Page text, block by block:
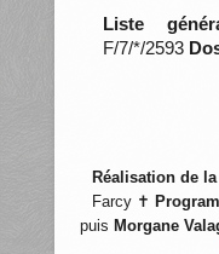
Liste
F/7/*/2593
Réalisation de
Farcy ✝
puis Morgane